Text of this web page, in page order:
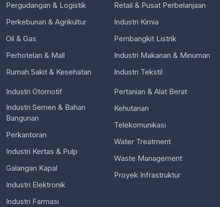
Pergudangan & Logistik
Perkebunan & Agrikultur
Oil & Gas
Perhotelan & Mall
Rumah Sakit & Kesehatan
Retail & Pusat Perbelanjaan
Industri Kimia
Pembangkit Listrik
Industri Makanan & Minuman
Industri Tekstil
Industri Otomotif
Industri Semen & Bahan
Bangunan
Perkantoran
Industri Kertas & Pulp
Galangan Kapal
Industri Elektronik
Industri Farmasi
Pertanian & Alat Berat
Kehutanan
Telekomunikasi
Water Treatment
Waste Management
Proyek Infrastruktur